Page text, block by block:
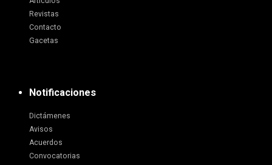
Revistas
Contacto
Gacetas
Notificaciones
Dictámenes
Avisos
Acuerdos
Convocatorias